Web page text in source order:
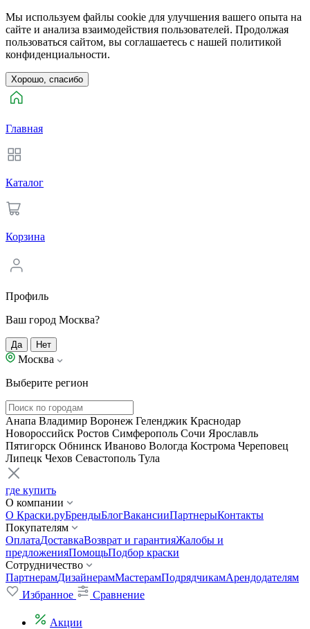
Мы используем файлы cookie для улучшения вашего опыта на
сайте и анализа взаимодействия пользователей. Продолжая
пользоваться сайтом, вы соглашаетесь с нашей политикой
конфиденциальности.
Хорошо, спасибо
Главная
Каталог
Корзина
Профиль
Ваш город Москва?
Да Нет
Москва
Выберите регион
Анапа Владимир Воронеж Геленджик Краснодар
Новороссийск Ростов Симферополь Сочи Ярославль
Пятигорск Обнинск Иваново Вологда Кострома Череповец
Липецк Чехов Севастополь Тула
где купить
О компании
О Краски.руБрендыБлогВакансииПартнерыКонтакты
Покупателям
ОплатаДоставкаВозврат и гарантияЖалобы и
предложенияПомощьПодбор краски
Сотрудничество
ПартнерамДизайнерамМастерамПодрядчикамАрендодателям
Избранное
Сравнение
Акции